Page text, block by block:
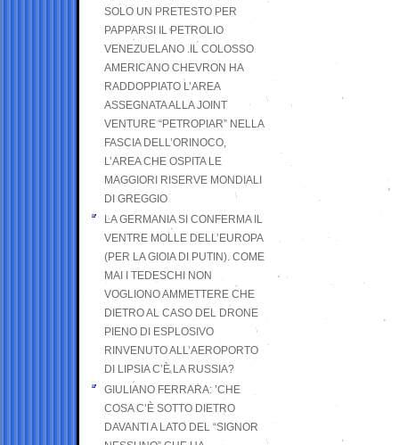
SOLO UN PRETESTO PER
PAPPARSI IL PETROLIO
VENEZUELANO .IL COLOSSO
AMERICANO CHEVRON HA
RADDOPPIATO L’AREA
ASSEGNATA ALLA JOINT
VENTURE “PETROPIAR” NELLA
FASCIA DELL’ORINOCO,
L’AREA CHE OSPITA LE
MAGGIORI RISERVE MONDIALI
DI GREGGIO
LA GERMANIA SI CONFERMA IL
VENTRE MOLLE DELL’EUROPA
(PER LA GIOIA DI PUTIN). COME
MAI I TEDESCHI NON
VOGLIONO AMMETTERE CHE
DIETRO AL CASO DEL DRONE
PIENO DI ESPLOSIVO
RINVENUTO ALL’AEROPORTO
DI LIPSIA C’È LA RUSSIA?
GIULIANO FERRARA: ’CHE
COSA C’È SOTTO DIETRO
DAVANTI A LATO DEL “SIGNOR